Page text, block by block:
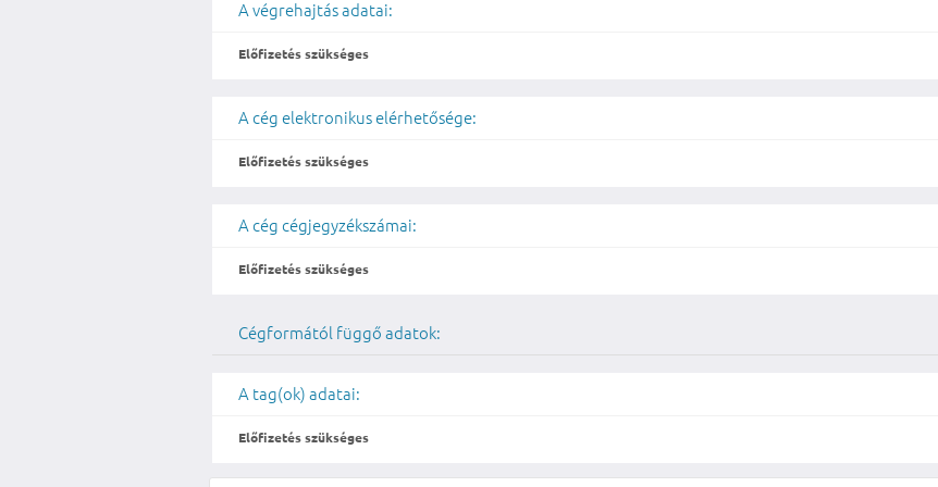
A végrehajtás adatai:
Előfizetés szükséges
A cég elektronikus elérhetősége:
Előfizetés szükséges
A cég cégjegyzékszámai:
Előfizetés szükséges
Cégformától függő adatok:
A tag(ok) adatai:
Előfizetés szükséges